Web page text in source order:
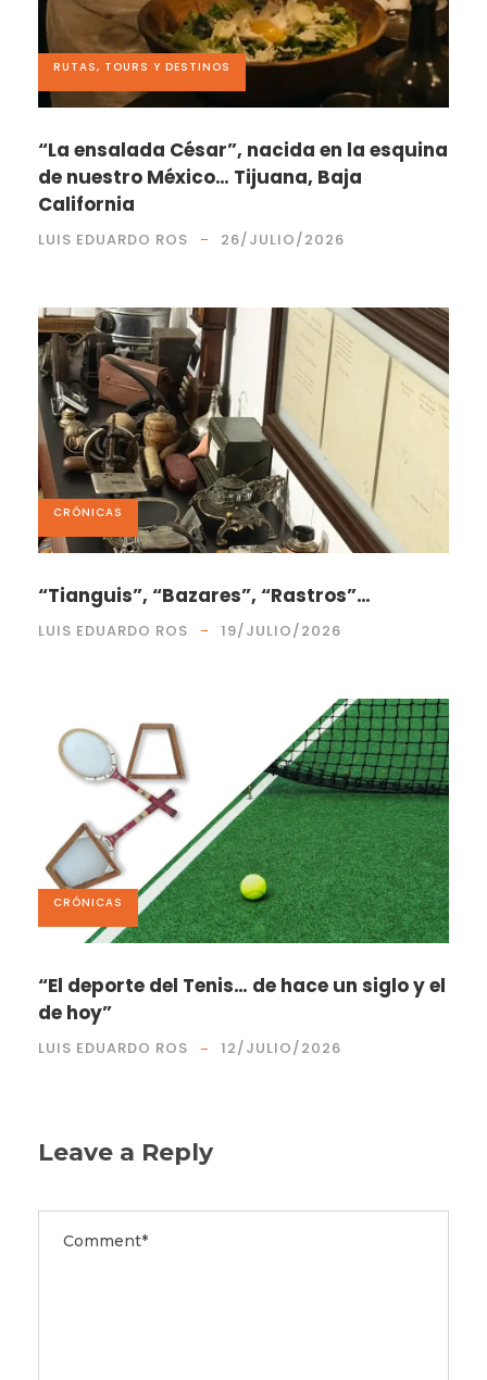
RUTAS, TOURS Y DESTINOS
“La ensalada César”, nacida en la esquina
de nuestro México… Tijuana, Baja
California
LUIS EDUARDO ROS 26/JULIO/2026
CRÓNICAS
“Tianguis”, “Bazares”, “Rastros”…
LUIS EDUARDO ROS 19/JULIO/2026
CRÓNICAS
“El deporte del Tenis… de hace un siglo y el
de hoy”
LUIS EDUARDO ROS 12/JULIO/2026
Leave a Reply